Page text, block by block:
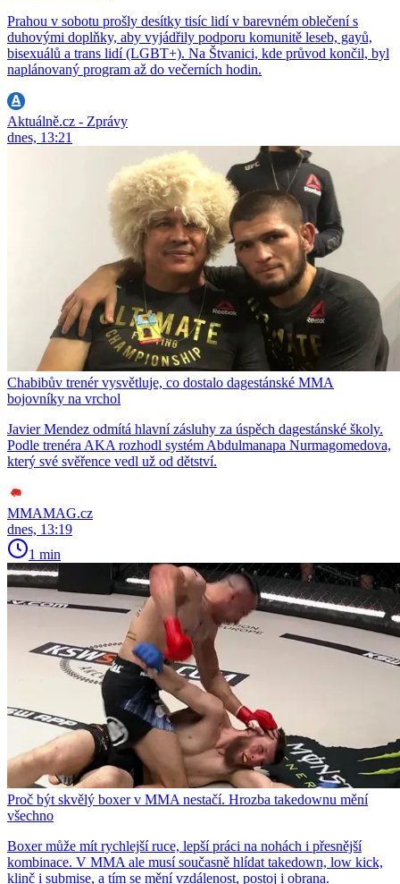
Prahou v sobotu prošly desítky tisíc lidí v barevném oblečení s
duhovými doplňky, aby vyjádřily podporu komunitě leseb, gayů,
bisexuálů a trans lidí (LGBT+). Na Štvanici, kde průvod končil, byl
naplánovaný program až do večerních hodin.
Aktuálně.cz - Zprávy
dnes, 13:21
Chabibův trenér vysvětluje, co dostalo dagestánské MMA
bojovníky na vrchol
Javier Mendez odmítá hlavní zásluhy za úspěch dagestánské školy.
Podle trenéra AKA rozhodl systém Abdulmanapa Nurmagomedova,
který své svěřence vedl už od dětství.
MMAMAG.cz
dnes, 13:19
1 min
Proč být skvělý boxer v MMA nestačí. Hrozba takedownu mění
všechno
Boxer může mít rychlejší ruce, lepší práci na nohách i přesnější
kombinace. V MMA ale musí současně hlídat takedown, low kick,
klinč i submise, a tím se mění vzdálenost, postoj i obrana.